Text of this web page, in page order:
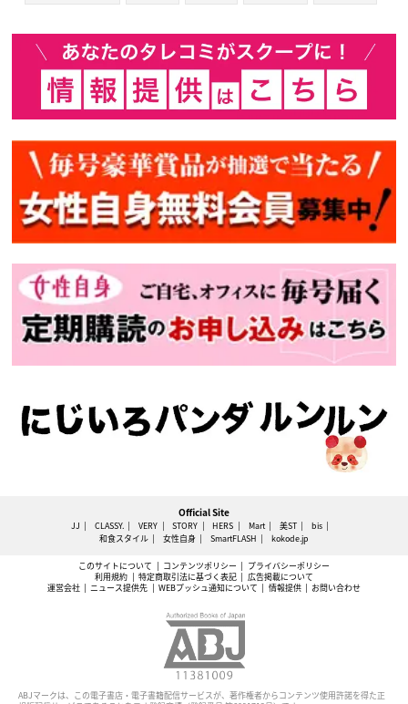
Official Site
JJ CLASSY. VERY STORY HERS Mart 美ST
bis
和食スタイル
女性自身 SmartFLASH kokode.jp
このサイトについて コンテンツポリシー
プライバシーポリシー
利用規約
特定商取引法に基づく表記
広告掲載について
運営会社
ニュース提供先 WEBプッシュ通知について 情報提供 お問い合わせ
ABJマークは、この電子書店・電子書籍配信サービスが、著作権者からコンテンツ使用許諾を得た正